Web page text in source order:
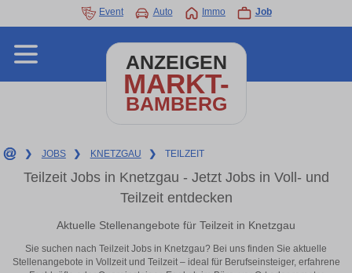
Event Auto Immo Job
ANZEIGEN
MARKT-
BAMBERG
❯ JOBS ❯ KNETZGAU ❯ TEILZEIT
Teilzeit Jobs in Knetzgau - Jetzt Jobs in Voll- und
Teilzeit entdecken
Aktuelle Stellenangebote für Teilzeit in Knetzgau
Sie suchen nach Teilzeit Jobs in Knetzgau? Bei uns finden Sie aktuelle
Stellenangebote in Vollzeit und Teilzeit – ideal für Berufseinsteiger, erfahrene